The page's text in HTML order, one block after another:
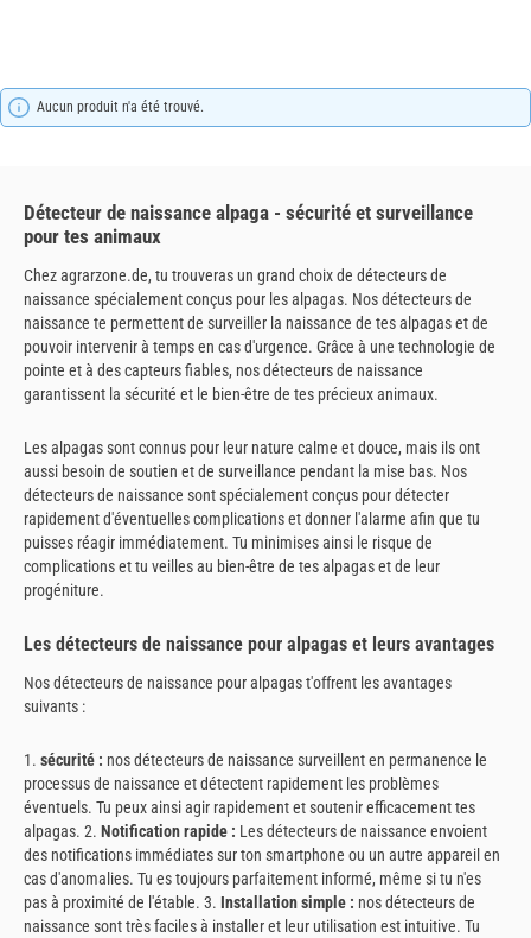
Aucun produit n'a été trouvé.
Détecteur de naissance alpaga - sécurité et surveillance
pour tes animaux
Chez agrarzone.de, tu trouveras un grand choix de détecteurs de
naissance spécialement conçus pour les alpagas. Nos détecteurs de
naissance te permettent de surveiller la naissance de tes alpagas et de
pouvoir intervenir à temps en cas d'urgence. Grâce à une technologie de
pointe et à des capteurs fiables, nos détecteurs de naissance
garantissent la sécurité et le bien-être de tes précieux animaux.
Les alpagas sont connus pour leur nature calme et douce, mais ils ont
aussi besoin de soutien et de surveillance pendant la mise bas. Nos
détecteurs de naissance sont spécialement conçus pour détecter
rapidement d'éventuelles complications et donner l'alarme afin que tu
puisses réagir immédiatement. Tu minimises ainsi le risque de
complications et tu veilles au bien-être de tes alpagas et de leur
progéniture.
Les détecteurs de naissance pour alpagas et leurs avantages
Nos détecteurs de naissance pour alpagas t'offrent les avantages
suivants :
1. sécurité : nos détecteurs de naissance surveillent en permanence le
processus de naissance et détectent rapidement les problèmes
éventuels. Tu peux ainsi agir rapidement et soutenir efficacement tes
alpagas. 2. Notification rapide : Les détecteurs de naissance envoient
des notifications immédiates sur ton smartphone ou un autre appareil en
cas d'anomalies. Tu es toujours parfaitement informé, même si tu n'es
pas à proximité de l'étable. 3. Installation simple : nos détecteurs de
naissance sont très faciles à installer et leur utilisation est intuitive. Tu